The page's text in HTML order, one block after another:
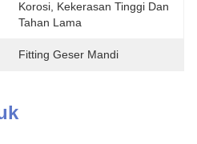
Korosi, Kekerasan Tinggi Dan
Tahan Lama
Fitting Geser Mandi